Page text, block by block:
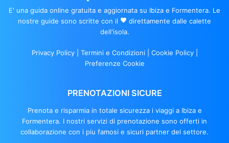
E' una guida online gratuita e aggiornata su Ibiza e Formentera. Le
nostre guide sono scritte con il favorite direttamente dalle calette
dell'isola.
Privacy Policy| Termini e Condizioni| Cookie Policy|
Preferenze Cookie
PRENOTAZIONI SICURE
Prenota e risparmia in totale sicurezza i viaggi a Ibiza e
Formentera. I nostri servizi di prenotazione sono offerti in
collaborazione con i piu famosi e sicuri partner del settore.